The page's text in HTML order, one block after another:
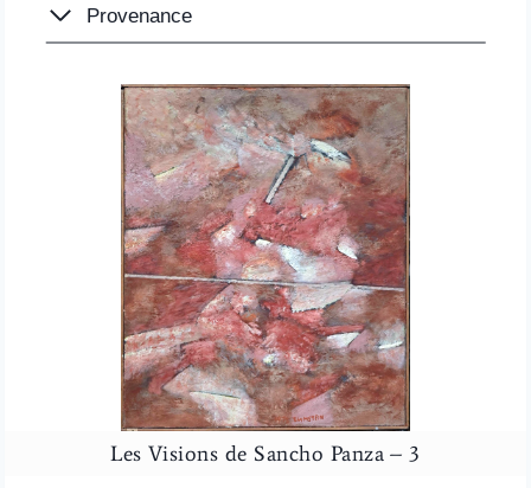
Provenance
Les Visions de Sancho Panza – 3